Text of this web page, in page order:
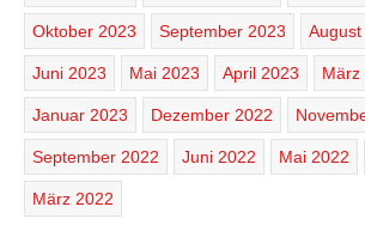
Oktober 2023 September 2023 August
Juni 2023 Mai 2023 April 2023 März
Januar 2023 Dezember 2022
September 2022 Juni 2022 Mai 2022
März 2022